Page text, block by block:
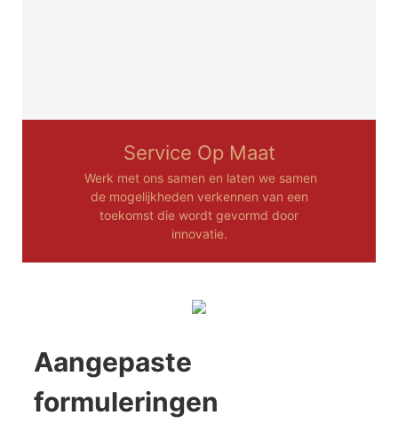
Service Op Maat
Werk met ons samen en laten we samen
de mogelijkheden verkennen van een
toekomst die wordt gevormd door
innovatie.
Aangepaste
formuleringen